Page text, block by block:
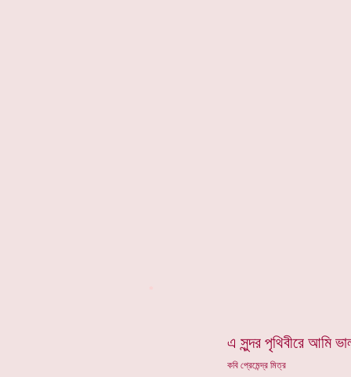
এ সুন্দর পৃথিবীরে আমি
কবি প্রেমেন্দ্র মিত্র